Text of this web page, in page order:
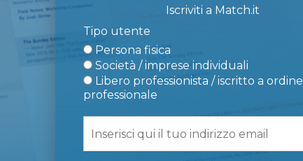
Iscriviti a Match.it
Tipo utente
Persona fisica
Società / imprese individuali
Libero professionista / iscritto a ordine
professionale